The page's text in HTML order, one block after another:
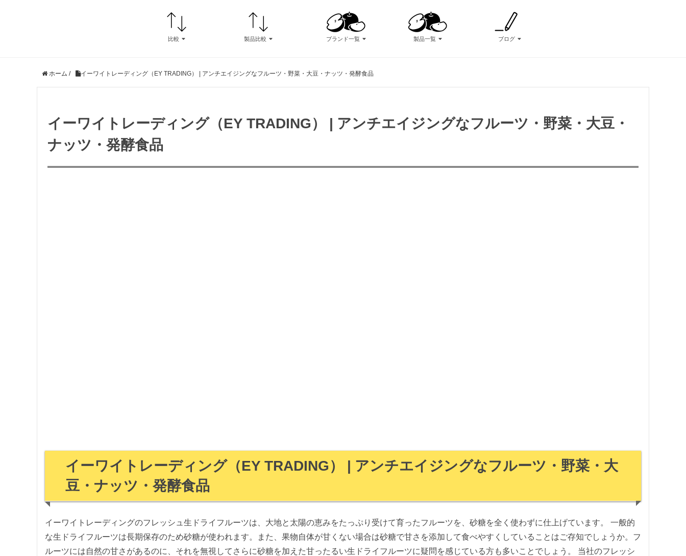
比較 製品比較 ブランド一覧 製品一覧 ブログ
ホーム / イーワイトレーディング（EY TRADING） | アンチエイジングなフルーツ・野菜・大豆・ナッツ・発酵食品
イーワイトレーディング（EY TRADING） | アンチエイジングなフルーツ・野菜・大豆・
ナッツ・発酵食品
イーワイトレーディング（EY TRADING） | アンチエイジングなフルーツ・野菜・大
豆・ナッツ・発酵食品
イーワイトレーディングのフレッシュ生ドライフルーツは、⼤地と太陽の恵みをたっぷり受けて育ったフルーツを、砂糖を全く使わずに仕上げています。 ⼀般的
な生ドライフルーツは⻑期保存のため砂糖が使われます。また、果物⾃体が⽢くない場合は砂糖で⽢さを添加して⾷べやすくしていることはご存知でしょうか。フ
ルーツには⾃然の⽢さがあるのに、それを無視してさらに砂糖を加えた⽢ったるい生ドライフルーツに疑問を感じている方も多いことでしょう。 当社のフレッシ